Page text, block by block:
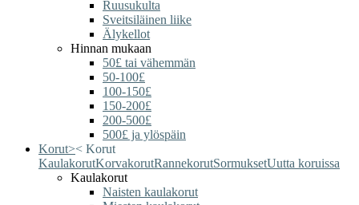
Ruusukulta
Sveitsiläinen liike
Älykellot
Hinnan mukaan
50£ tai vähemmän
50-100£
100-150£
150-200£
200-500£
500£ ja ylöspäin
Korut>< Korut
KaulakorutKorvakorutRannekorutSormuksetUutta koruissa
Kaulakorut
Naisten kaulakorut